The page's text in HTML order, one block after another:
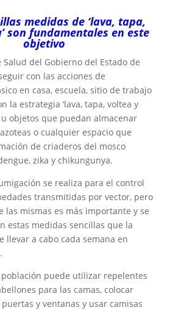
medidas de ‘lava, tapa,
son fundamentales en este
objetivo
Salud del Gobierno del Estado de
con las acciones de
en casa, escuela, sitio de trabajo
la estrategia ‘lava, tapa, voltea y
objetos que puedan almacenar
o cualquier espacio que
de criaderos del mosco
zika y chikungunya.
se realiza para el control
transmitidas por vector, pero
las mismas es más importante y se
estas medidas sencillas que la
llevar a cabo cada semana en
población puede utilizar repelentes
para las camas, colocar
y ventanas y usar camisas